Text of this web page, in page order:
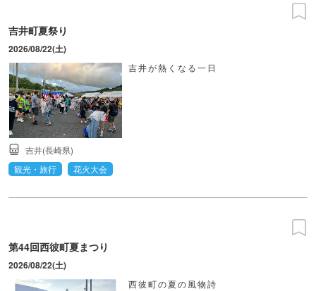
吉井町夏祭り
2026/08/22(土)
吉井が熱くなる一日
吉井(長崎県)
観光・旅行
花火大会
第44回西彼町夏まつり
2026/08/22(土)
西彼町の夏の風物詩